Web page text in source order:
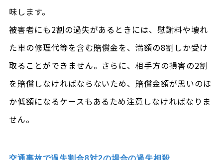
味します。
被害者にも2割の過失があるときには、慰謝料や壊れ
た車の修理代等を含む賠償金を、満額の8割しか受け
取ることができません。さらに、相手方の損害の2割
を賠償しなければならないため、賠償金額が思いのほ
か低額になるケースもあるため注意しなければなりま
せん。
交通事故で過失割合8対2の場合の過失相殺